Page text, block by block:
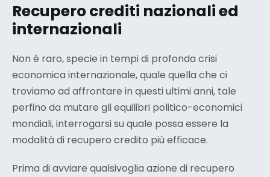
Recupero crediti nazionali ed
internazionali
Non è raro, specie in tempi di profonda crisi
economica internazionale, quale quella che ci
troviamo ad affrontare in questi ultimi anni, tale
perfino da mutare gli equilibri politico-economici
mondiali, interrogarsi su quale possa essere la
modalità di recupero credito più efficace.
Prima di avviare qualsivoglia azione di recupero